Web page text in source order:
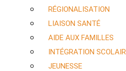
RÉGIONALISATION
LIAISON SANTÉ
AIDE AUX FAMILLES
INTÉGRATION
JEUNESSE